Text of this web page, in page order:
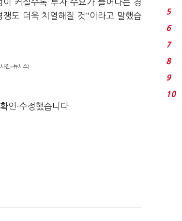
커질수록 투자 수요가 늘어나는 경
도 더욱 치열해질 것"이라고 말했습
진=뉴시스)
인·수정했습니다.
5
6
7
8
9
10